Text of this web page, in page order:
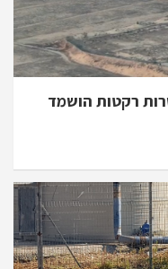
רקטות הושמד